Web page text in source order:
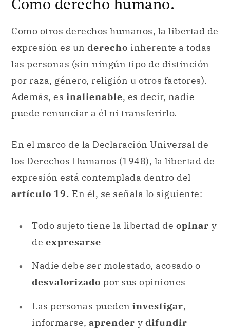
Como otros derechos humanos, la libertad de
expresión es un derecho inherente a todas
las personas (sin ningún tipo de distinción
por raza, género, religión u otros factores).
Además, es inalienable, es decir, nadie
puede renunciar a él ni transferirlo.
En el marco de la Declaración Universal de
los Derechos Humanos (1948), la libertad de
expresión está contemplada dentro del
artículo 19. En él, se señala lo siguiente:
Todo sujeto tiene la libertad de opinar y
de expresarse
Nadie debe ser molestado, acosado o
desvalorizado por sus opiniones
Las personas pueden investigar,
informarse, aprender y difundir